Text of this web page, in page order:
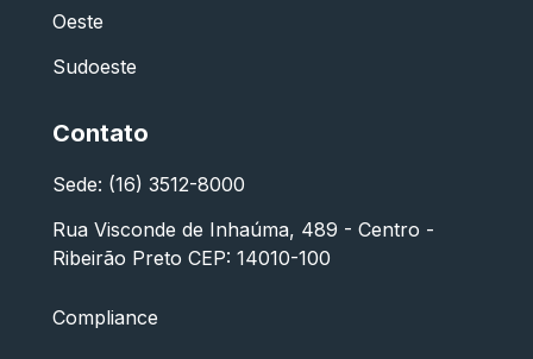
Oeste
Sudoeste
Contato
Sede: (16) 3512-8000
Rua Visconde de Inhaúma, 489 - Centro -
Ribeirão Preto CEP: 14010-100
Compliance